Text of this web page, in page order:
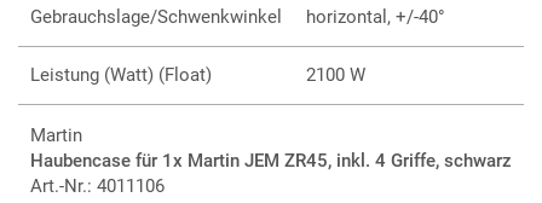
Gebrauchslage/Schwenkwinkel horizontal, +/-40°
Leistung (Watt) (Float) 2100 W
Martin
Haubencase für 1x Martin JEM ZR45, inkl. 4 Griffe, schwarz
Art.-Nr.: 4011106